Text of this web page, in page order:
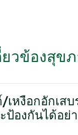
วข้องสุขภ
หงือกอักเสบ
ป้องกันได้อย่า